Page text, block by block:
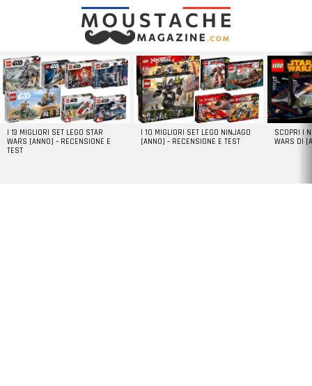
LATEST
STORIES
I 13 MIGLIORI SET LEGO STAR
WARS [ANNO] – RECENSIONE E
TEST
I 10 MIGLIORI SET LEGO NINJAGO
[ANNO] – RECENSIONE E TEST
SCOPRI I
WARS DI